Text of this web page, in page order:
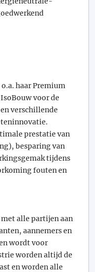
haar Premium
voor de
verschillende
prestatie van
besparing van
tijdens
fouten en
alle partijen aan
aannemers en
wordt voor
worden altijd de
en worden alle